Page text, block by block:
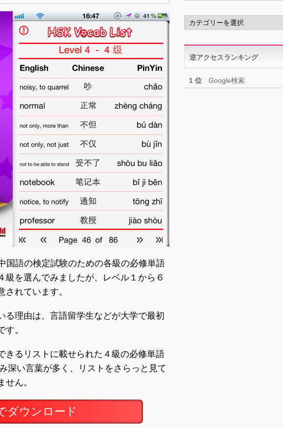
国語の検定試験のための各級の必修単語
級を選んでみましたが、レベル１から６
れています。
る理由は、言語留学生などが大学で最初
。
きるリストに載せられた４級の必修単語
深い言葉が多く、リストをさらっと見て
せん。
ダウンロード
カ
テ
リ
ー逆アクセスランキング
1 位 Google検索